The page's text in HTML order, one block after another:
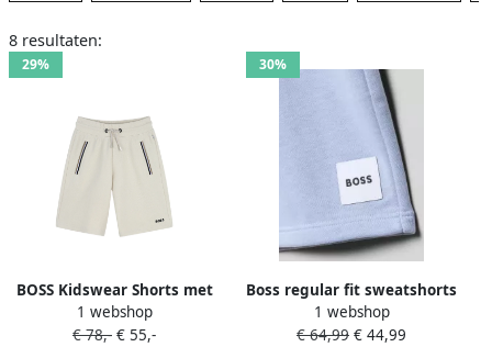
8 resultaten:
29%
BOSS Kidswear Shorts met
trekkoord Beige
1 webshop
€ 78,- € 55,-
30%
Boss regular fit sweatshorts
met tunnelkoord
1 webshop
€ 64,99 € 44,99